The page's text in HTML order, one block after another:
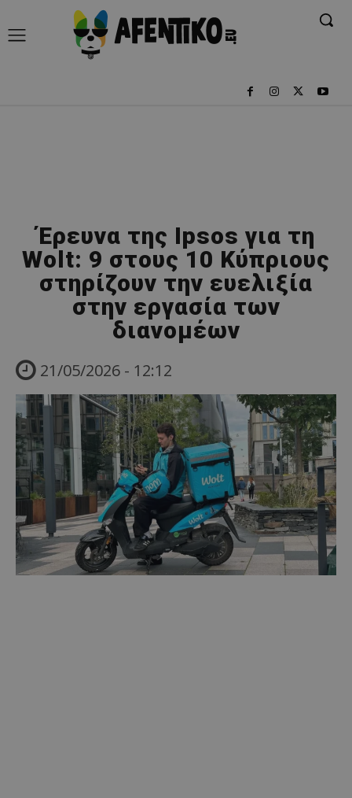
Έρευνα της Ipsos για τη
Wolt: 9 στους 10 Κύπριους
στηρίζουν την ευελιξία
στην εργασία των
διανομέων
21/05/2026 - 12:12